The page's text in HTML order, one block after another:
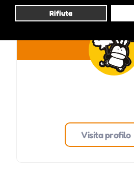
Rifiuta
ale inside
Visita profilo